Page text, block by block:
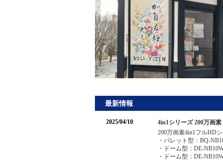
最新情報
2025/04/10
4in1シリーズ 200万画
200万画素4in1フルHD
・バレット型：BQ-
・ドーム型：DE-
・ドーム型：DE-